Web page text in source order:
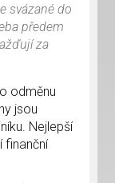
svázané do
předem
za
odměnu
jsou
Nejlepší
finanční